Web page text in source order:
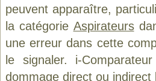
peuvent apparaître,
la catégorie Aspirateurs
une erreur dans cette
le signaler. i-
dommage direct ou